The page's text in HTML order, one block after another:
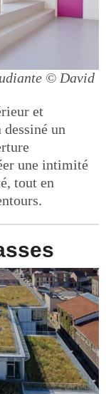
© David
et
un
une intimité
tout en